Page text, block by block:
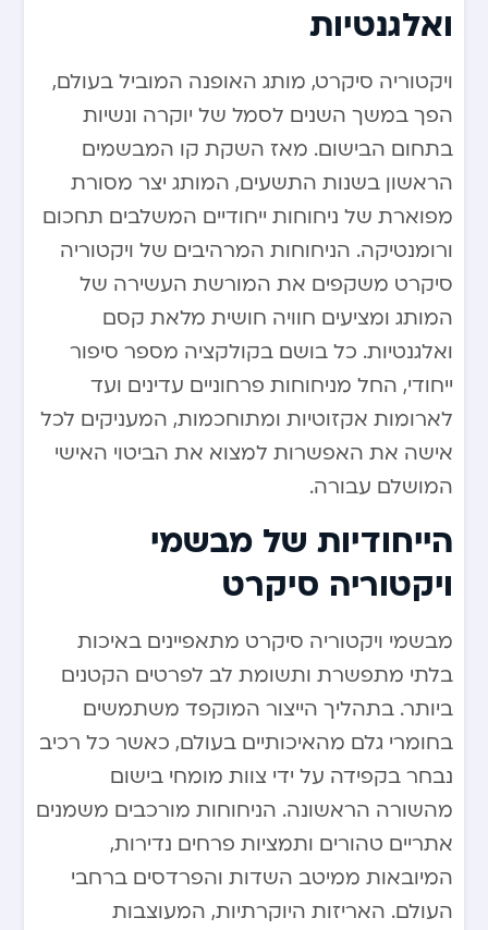
ואלגנטיות
ויקטוריה סיקרט, מותג האופנה המוביל בעולם,
הפך במשך השנים לסמל של יוקרה ונשיות
בתחום הבישום. מאז השקת קו המבשמים
הראשון בשנות התשעים, המותג יצר מסורת
מפוארת של ניחוחות ייחודיים המשלבים תחכום
ורומנטיקה. הניחוחות המרהיבים של ויקטוריה
סיקרט משקפים את המורשת העשירה של
המותג ומציעים חוויה חושית מלאת קסם
ואלגנטיות. כל בושם בקולקציה מספר סיפור
ייחודי, החל מניחוחות פרחוניים עדינים ועד
לארומות אקזוטיות ומתוחכמות, המעניקים לכל
אישה את האפשרות למצוא את הביטוי האישי
המושלם עבורה.
הייחודיות של מבשמי
ויקטוריה סיקרט
מבשמי ויקטוריה סיקרט מתאפיינים באיכות
בלתי מתפשרת ותשומת לב לפרטים הקטנים
ביותר. בתהליך הייצור המוקפד משתמשים
בחומרי גלם מהאיכותיים בעולם, כאשר כל רכיב
נבחר בקפידה על ידי צוות מומחי בישום
מהשורה הראשונה. הניחוחות מורכבים משמנים
אתריים טהורים ותמציות פרחים נדירות,
המיובאות ממיטב השדות והפרדסים ברחבי
העולם. האריזות היוקרתיות, המעוצבות